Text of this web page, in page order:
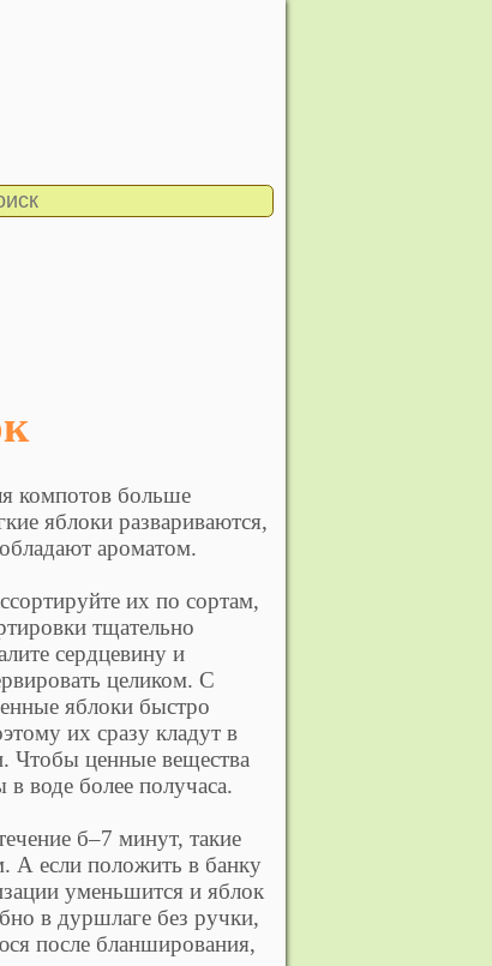
компотов больше
яблоки развариваются,
ароматом.
их по сортам,
тщательно
сердцевину и
целиком. С
яблоки быстро
их сразу кладут в
Чтобы ценные вещества
воде более получаса.
б–7 минут, такие
А если положить в банку
уменьшится и яблок
в дуршлаге без ручки,
после бланширования,